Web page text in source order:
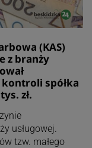
(KAS)
z branży
spółka
zł.
usługowej.
tzw. małego